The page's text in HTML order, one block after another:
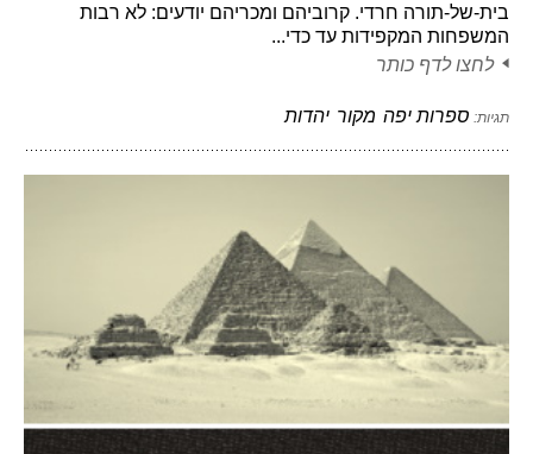
בית-של-תורה חרדי. קרוביהם ומכריהם יודעים: לא רבות
המשפחות המקפידות עד כדי...
לחצו לדף כותר
תגיות: ספרות יפה מקור יהדות